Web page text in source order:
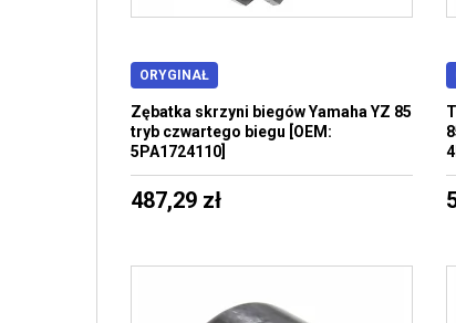
ORYGINAŁ
Zębatka skrzyni biegów Yamaha YZ 85
tryb czwartego biegu [OEM:
5PA1724110]
487,29 zł